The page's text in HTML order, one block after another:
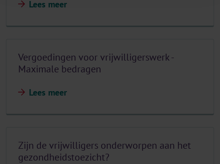
Lees meer
Vergoedingen voor vrijwilligerswerk -
Maximale bedragen
Lees meer
Zijn de vrijwilligers onderworpen aan het
gezondheidstoezicht?